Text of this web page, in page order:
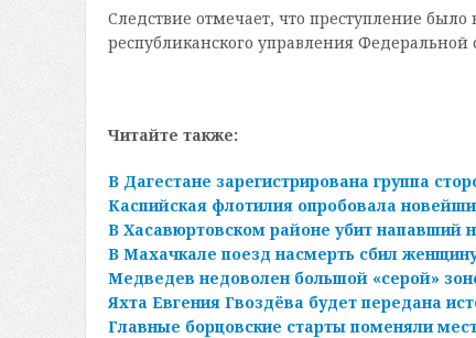
Следствие отмечает, что преступление
республиканского управления
Читайте также:
В Дагестане зарегистрирована группа
Каспийская флотилия опробовала
В Хасавюртовском районе убит напавший
В Махачкале поезд насмерть сбил
Медведев недоволен большой «серой»
Яхта Евгения Гвоздёва будет передана
Главные борцовские старты поменяли